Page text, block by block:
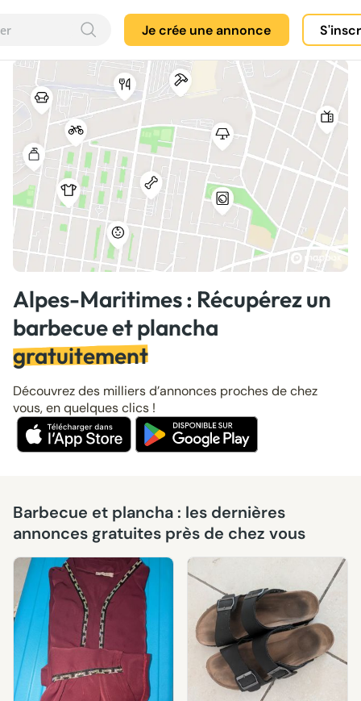
Je crée une annonce
Alpes-Maritimes : Récupérez un
barbecue et plancha
gratuitement
Découvrez des milliers d’annonces proches de chez
vous, en quelques clics !
Barbecue et plancha : les dernières
annonces gratuites près de chez vous